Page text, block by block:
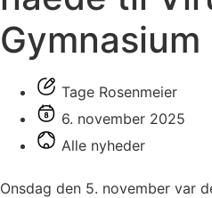
Gymnasium
Tage Rosenmeier
6. november 2025
Alle nyheder
Onsdag den 5. november var